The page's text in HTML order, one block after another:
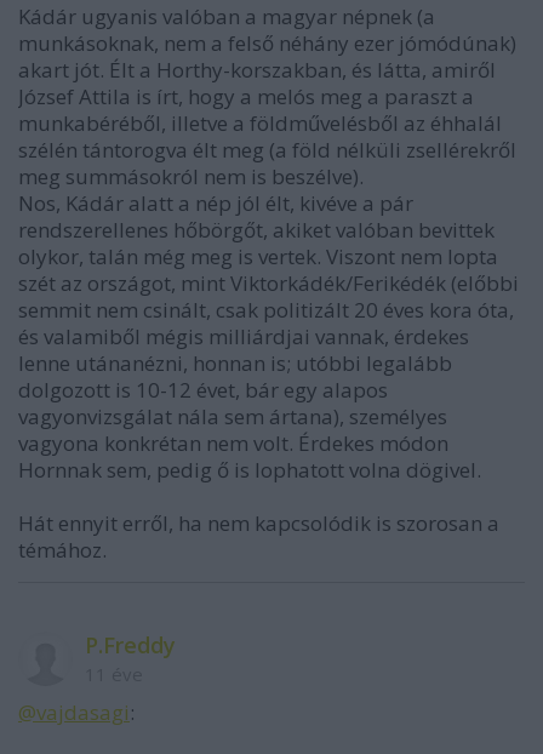
Kádár ugyanis valóban a magyar népnek (a
munkásoknak, nem a felső néhány ezer jómódúnak)
akart jót. Élt a Horthy-korszakban, és látta, amiről
József Attila is írt, hogy a melós meg a paraszt a
munkabéréből, illetve a földművelésből az éhhalál
szélén tántorogva élt meg (a föld nélküli zsellérekről
meg summásokról nem is beszélve).
Nos, Kádár alatt a nép jól élt, kivéve a pár
rendszerellenes hőbörgőt, akiket valóban bevittek
olykor, talán még meg is vertek. Viszont nem lopta
szét az országot, mint Viktorkádék/Ferikédék (előbbi
semmit nem csinált, csak politizált 20 éves kora óta,
és valamiből mégis milliárdjai vannak, érdekes
lenne utánanézni, honnan is; utóbbi legalább
dolgozott is 10-12 évet, bár egy alapos
vagyonvizsgálat nála sem ártana), személyes
vagyona konkrétan nem volt. Érdekes módon
Hornnak sem, pedig ő is lophatott volna dögivel.
Hát ennyit erről, ha nem kapcsolódik is szorosan a
témához.
P.Freddy
@vajdasagi: